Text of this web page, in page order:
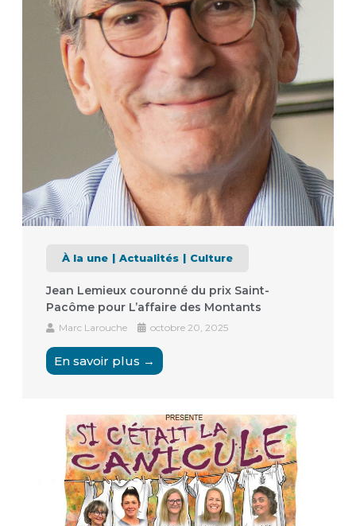
À la une Actualités Culture
Jean Lemieux couronné du prix Saint-
Pacôme pour L’affaire des Montants
Marc Larouche octobre 20, 2025
En savoir plus →